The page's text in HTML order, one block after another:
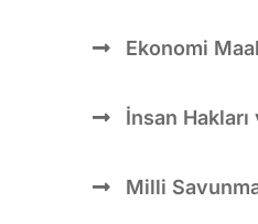
Ekonomi
İnsan
Milli